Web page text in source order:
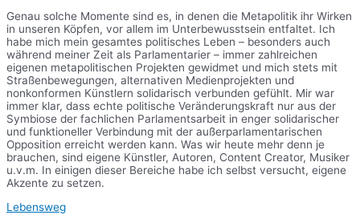
Genau solche Momente sind es, in denen die Metapolitik ihr Wirken
in unseren Köpfen, vor allem im Unterbewusstsein entfaltet. Ich
habe mich mein gesamtes politisches Leben – besonders auch
während meiner Zeit als Parlamentarier – immer zahlreichen
eigenen metapolitischen Projekten gewidmet und mich stets mit
Straßenbewegungen, alternativen Medienprojekten und
nonkonformen Künstlern solidarisch verbunden gefühlt. Mir war
immer klar, dass echte politische Veränderungskraft nur aus der
Symbiose der fachlichen Parlamentsarbeit in enger solidarischer
und funktioneller Verbindung mit der außerparlamentarischen
Opposition erreicht werden kann. Was wir heute mehr denn je
brauchen, sind eigene Künstler, Autoren, Content Creator, Musiker
u.v.m. In einigen dieser Bereiche habe ich selbst versucht, eigene
Akzente zu setzen.
Lebensweg